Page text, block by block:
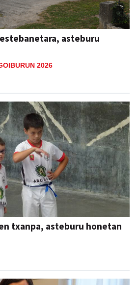
asteburu
2026
txanpa, asteburu honetan